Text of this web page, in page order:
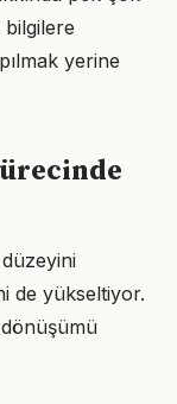
bilgilere
yerine
de yükseltiyor.
dönüşümü